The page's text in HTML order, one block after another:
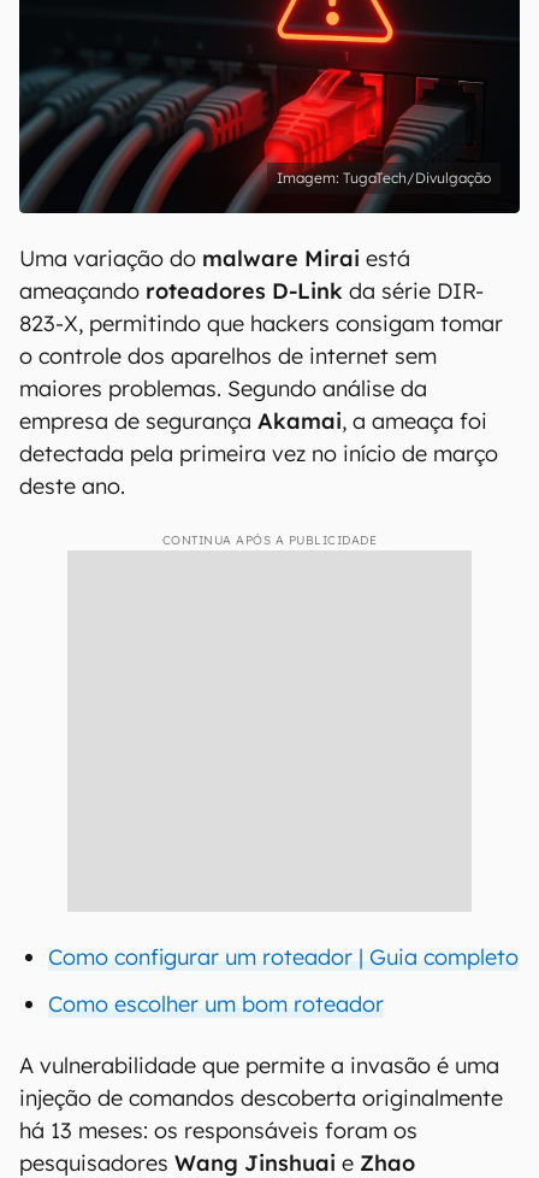
TugaTech/Divulgação
Uma variação do malware Mirai está
ameaçando roteadores D-Link da série DIR-
823-X, permitindo que hackers consigam tomar
o controle dos aparelhos de internet sem
maiores problemas. Segundo análise da
empresa de segurança Akamai, a ameaça foi
detectada pela primeira vez no início de março
deste ano.
CONTINUA APÓS A PUBLICIDADE
Como configurar um roteador | Guia completo
Como escolher um bom roteador
A vulnerabilidade que permite a invasão é uma
injeção de comandos descoberta originalmente
há 13 meses: os responsáveis foram os
pesquisadores Wang Jinshuai e Zhao